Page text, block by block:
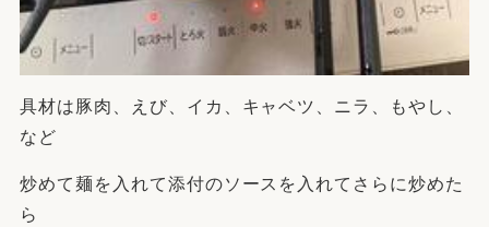
具材は豚肉、えび、イカ、キャベツ、ニラ、もやし、
など
炒めて麺を入れて添付のソースを入れてさらに炒めた
ら